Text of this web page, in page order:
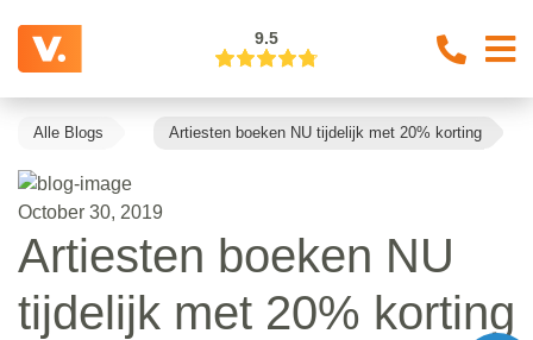
9.5
Alle Blogs Artiesten boeken NU tijdelijk met 20% korting
October 30, 2019
Artiesten boeken NU
tijdelijk met 20% korting